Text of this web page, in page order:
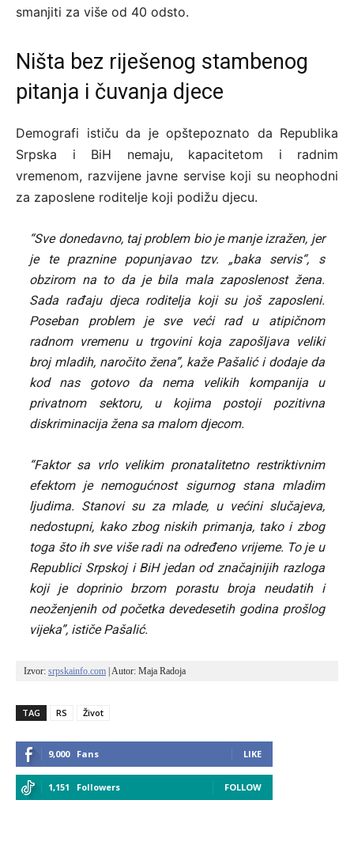
smanjiti za više od 40 odsto.
Ništa bez riješenog stambenog
pitanja i čuvanja djece
Demografi ističu da je opštepoznato da Republika
Srpska i BiH nemaju, kapacitetom i radnim
vremenom, razvijene javne servise koji su neophodni
za zaposlene roditelje koji podižu djecu.
“Sve donedavno, taj problem bio je manje izražen, jer
je te praznine popunjavao tzv. „baka servis“, s
obzirom na to da je bila mala zaposlenost žena.
Sada rađaju djeca roditelja koji su još zaposleni.
Poseban problem je sve veći rad u atipičnom
radnom vremenu u trgovini koja zapošljava veliki
broj mladih, naročito žena”, kaže Pašalić i dodaje da
kod nas gotovo da nema velikih kompanija u
privatnom sektoru, u kojima postoji pozitivna
diskriminacija žena sa malom djecom.
“Faktor sa vrlo velikim pronatalitetno restriktivnim
efektom je nemogućnost sigurnog stana mladim
ljudima. Stanovi su za mlade, u većini slučajeva,
nedostupni, kako zbog niskih primanja, tako i zbog
toga što ih sve više radi na određeno vrijeme. To je u
Republici Srpskoj i BiH jedan od značajnijih razloga
koji je doprinio brzom porastu broja neudatih i
neoženjenih od početka devedesetih godina prošlog
vijeka”, ističe Pašalić.
Izvor: srpskainfo.com | Autor: Maja Radoja
TAG RS Život
9,000 Fans LIKE
1,151 Followers FOLLOW